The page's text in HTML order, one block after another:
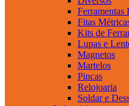
Ferramentas
Fitas
Kits de
Lupas e
Magnetos
Martelos
Pincas
Relojoaria
Soldar e